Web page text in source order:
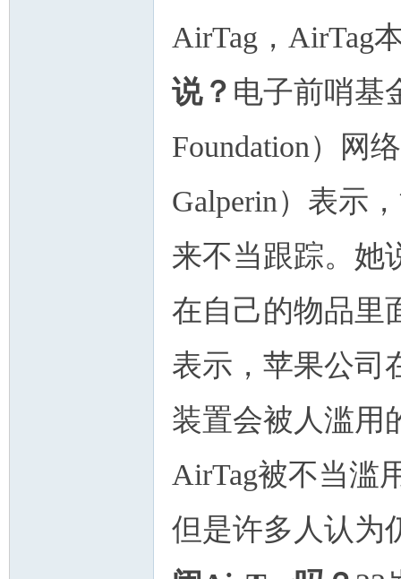
AirTag，AirTag
说？ 电子前哨基
Foundation）网
Galperin）表示
来不当跟踪。她
在自己的物品里
表示，苹果公司
装置会被人滥用
AirTag被不当滥
但是许多人认为